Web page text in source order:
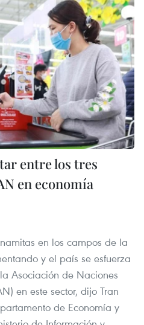
entre los tres
en economía
en los campos de la
y el país se esfuerza
Asociación de Naciones
en este sector, dijo Tran
de Economía y